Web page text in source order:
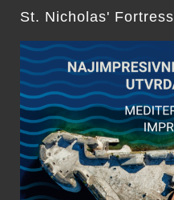
St. Nicholas' Fortress